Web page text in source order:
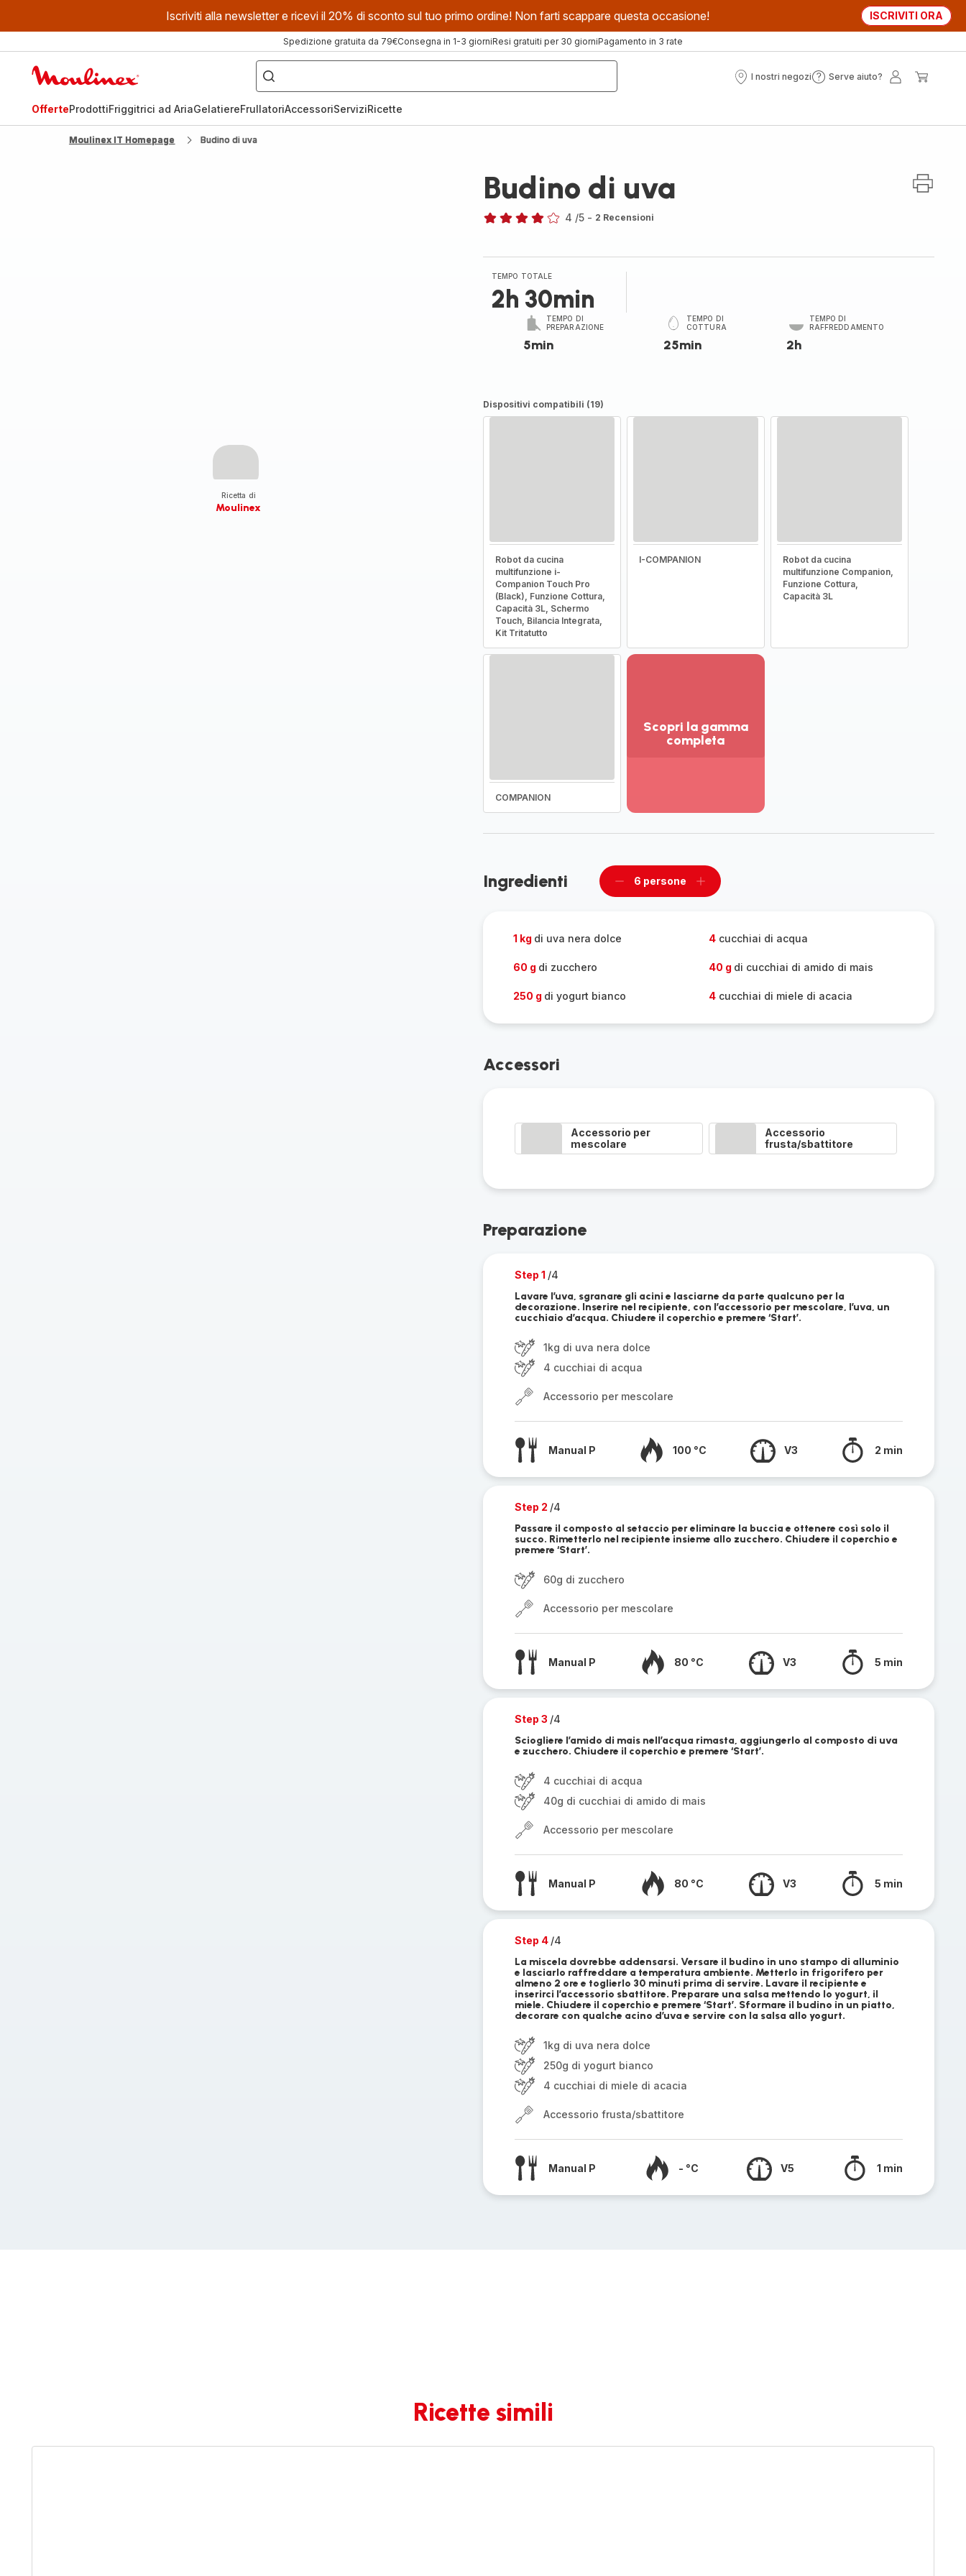
Iscriviti alla newsletter e ricevi il 20% di sconto sul tuo primo ordine! Non farti scappare questa occasione! ISCRIVITI ORA
Spedizione gratuita da 79€Consegna in 1-3 giorniResi gratuiti per 30 giorniPagamento in 3 rate
Cosa
stai
cercando?
I nostri negozi
I
Serve aiuto?
Serve
OfferteProdottiFriggitrici ad AriaGelatiereFrullatoriAccessoriServiziRicette
Moulinex IT Homepage Budino di uva
Ricetta di
Moulinex
Budino di uva
quattro
stelle
(media)
4 /5 - 2 Recensioni
TEMPO TOTALE
2h 30min
TEMPO DI
PREPARAZIONE
5min
TEMPO DI
COTTURA
25min
TEMPO DI
RAFFREDDAMENTO
2h
Dispositivi compatibili (19)
Robot da cucina
multifunzione i-
Companion Touch Pro
(Black), Funzione Cottura,
Capacità 3L, Schermo
Touch, Bilancia Integrata,
Kit Tritatutto
I-COMPANION
Robot da cucina
multifunzione Companion,
Funzione Cottura,
Capacità 3L
COMPANION
Scopri la gamma
completa
Scopri
-
Ingredienti
Rimuovi
6 persone
Aggiungi
1 kg di uva nera dolce 4cucchiai di acqua
60 g di zucchero 40 g di cucchiai di amido di mais
250 g di yogurt bianco 4cucchiai di miele di acacia
Accessori
Accessorio per
mescolare
Accessorio
frusta/sbattitore
Preparazione
Step 1 /4
Lavare l’uva, sgranare gli acini e lasciarne da parte qualcuno per la
decorazione. Inserire nel recipiente, con l’accessorio per mescolare, l’uva, un
cucchiaio d’acqua. Chiudere il coperchio e premere ‘Start’.
1kg di uva nera dolce
4 cucchiai di acqua
Accessorio per mescolare
Manual P 100 °C V3 2 min
Step 2 /4
Passare il composto al setaccio per eliminare la buccia e ottenere così solo il
succo. Rimetterlo nel recipiente insieme allo zucchero. Chiudere il coperchio e
premere ‘Start’.
60g di zucchero
Accessorio per mescolare
Manual P 80 °C V3 5 min
Step 3 /4
Sciogliere l’amido di mais nell’acqua rimasta, aggiungerlo al composto di uva
e zucchero. Chiudere il coperchio e premere ‘Start’.
4 cucchiai di acqua
40g di cucchiai di amido di mais
Accessorio per mescolare
Manual P 80 °C V3 5 min
Step 4 /4
La miscela dovrebbe addensarsi. Versare il budino in uno stampo di alluminio
e lasciarlo raffreddare a temperatura ambiente. Metterlo in frigorifero per
almeno 2 ore e toglierlo 30 minuti prima di servire. Lavare il recipiente e
inserirci l’accessorio sbattitore. Preparare una salsa mettendo lo yogurt, il
miele. Chiudere il coperchio e premere ‘Start’. Sformare il budino in un piatto,
decorare con qualche acino d’uva e servire con la salsa allo yogurt.
1kg di uva nera dolce
250g di yogurt bianco
4 cucchiai di miele di acacia
Accessorio frusta/sbattitore
Manual P - °C V5 1 min
Ricette simili